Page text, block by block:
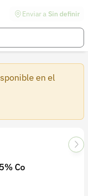
Enviar a Sin definir
en el
Co